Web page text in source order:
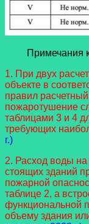
Примечания
1. При двух
объекте в
правил
пожаротушение
таблицами 3 и 4
требующих
г.)
2. Расход воды
стоящих зданий
пожарной
таблице 2, а
функциональной
объему здания